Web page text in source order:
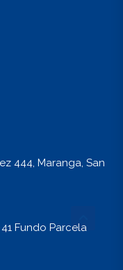
444, Maranga, San
Fundo Parcela